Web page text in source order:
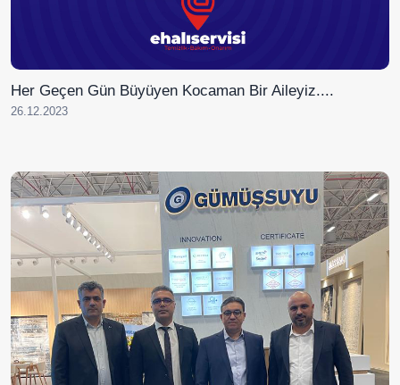
Her Geçen Gün Büyüyen Kocaman Bir Aileyiz....
26.12.2023